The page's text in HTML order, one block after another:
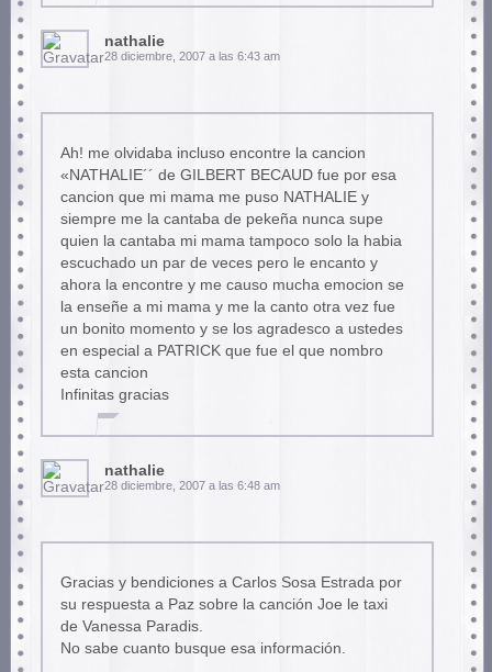
nathalie
28 diciembre, 2007 a las 6:43 am
Ah! me olvidaba incluso encontre la cancion
«NATHALIE´´ de GILBERT BECAUD fue por esa
cancion que mi mama me puso NATHALIE y
siempre me la cantaba de pekeña nunca supe
quien la cantaba mi mama tampoco solo la habia
escuchado un par de veces pero le encanto y
ahora la encontre y me causo mucha emocion se
la enseñe a mi mama y me la canto otra vez fue
un bonito momento y se los agradesco a ustedes
en especial a PATRICK que fue el que nombro
esta cancion
Infinitas gracias
nathalie
28 diciembre, 2007 a las 6:48 am
Gracias y bendiciones a Carlos Sosa Estrada por
su respuesta a Paz sobre la canción Joe le taxi
de Vanessa Paradis.
No sabe cuanto busque esa información.